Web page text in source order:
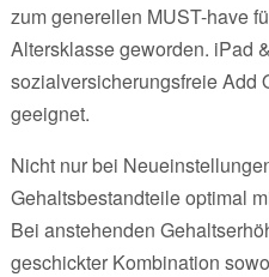
zum generellen MUST-have
Altersklasse geworden. iPad
sozialversicherungsfreie Add
geeignet.
Nicht nur bei
Gehaltsbestandteile optimal
Bei anstehenden
geschickter Kombination